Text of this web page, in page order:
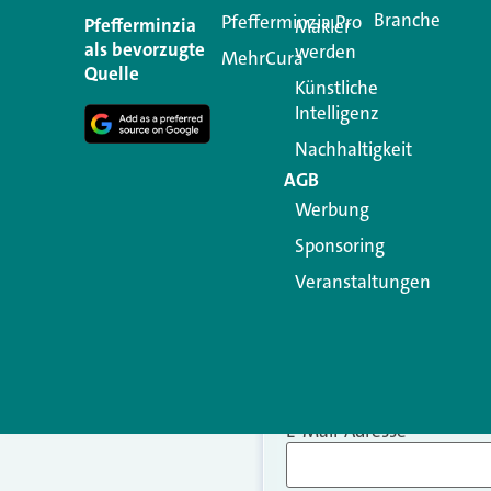
Ihre E-Mail-Adresse wird
Kommentar
E-Mail-Adresse*
Pfefferminzia
als bevorzugte
Quelle
Pfefferminzia.Pro
MehrCura
Makler
werden
Künstliche
Intelligenz
Nachhaltigkeit
AGB
Werbung
Sponsoring
Veranstaltungen
Branche